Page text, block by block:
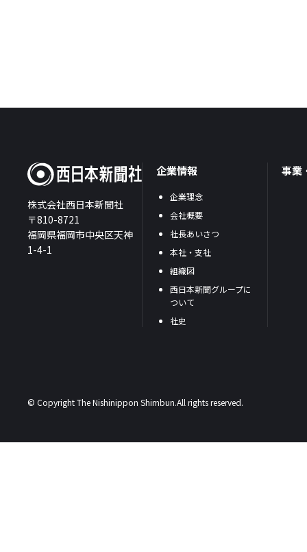
株式会社西日本新聞社
〒810-8721
福岡県福岡市中央区天神
1-4-1
企業情報
企業理念
会社概要
社長あいさつ
本社・支社
組織図
西日本新聞グループに
ついて
社史
事業
© Copyright The Nishinippon Shimbun.All rights reserved.